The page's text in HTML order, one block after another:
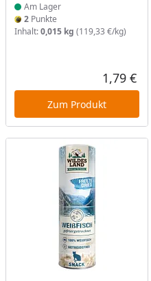
Am Lager
2 Punkte
Inhalt:0,015 kg (119,33 €/kg)
1,79 €
Zum Produkt